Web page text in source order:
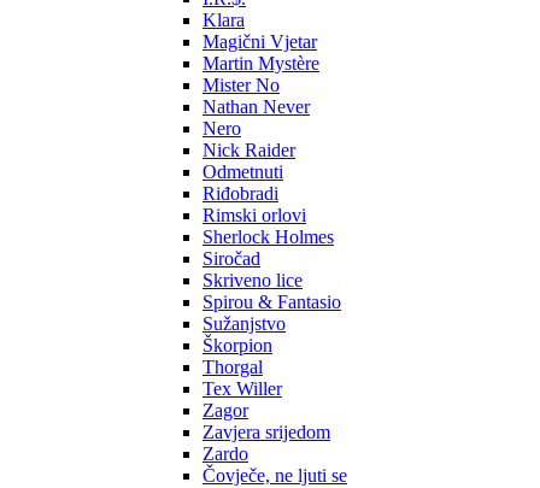
Klara
Magični Vjetar
Martin Mystère
Mister No
Nathan Never
Nero
Nick Raider
Odmetnuti
Riđobradi
Rimski orlovi
Sherlock Holmes
Siročad
Skriveno lice
Spirou & Fantasio
Sužanjstvo
Škorpion
Thorgal
Tex Willer
Zagor
Zavjera srijedom
Zardo
Čovječe, ne ljuti se